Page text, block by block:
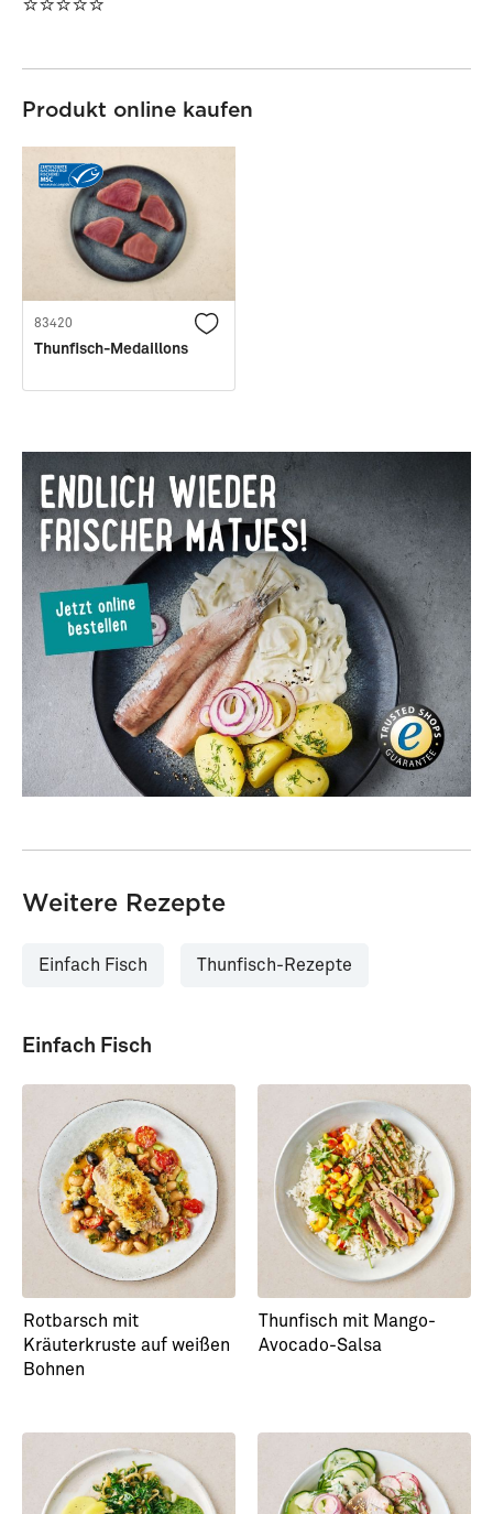
Produkt online kaufen
83420
Thunfisch-Medaillons
Weitere Rezepte
Einfach Fisch Thunfisch-Rezepte
Einfach Fisch
Rotbarsch mit
Kräuterkruste auf weißen
Bohnen
Thunfisch mit Mango-
Avocado-Salsa